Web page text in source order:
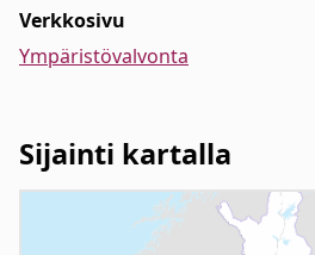
Verkkosivu
Ympäristövalvonta
Sijainti kartalla